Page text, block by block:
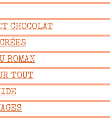
CHOCOLAT
ROMAN
TOUT